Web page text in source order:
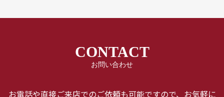
CONTACT
お問い合わせ
お電話や直接ご来店でのご依頼も可能ですので、お気軽に